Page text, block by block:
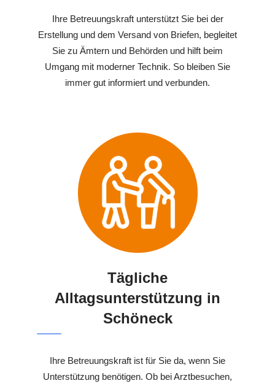
Ihre Betreuungskraft unterstützt Sie bei der
Erstellung und dem Versand von Briefen, begleitet
Sie zu Ämtern und Behörden und hilft beim
Umgang mit moderner Technik. So bleiben Sie
immer gut informiert und verbunden.
Tägliche
Alltagsunterstützung in
Schöneck
Ihre Betreuungskraft ist für Sie da, wenn Sie
Unterstützung benötigen. Ob bei Arztbesuchen,